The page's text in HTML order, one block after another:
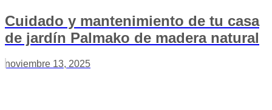
Cuidado y mantenimiento de tu casa
de jardín Palmako de madera natural
noviembre 13, 2025